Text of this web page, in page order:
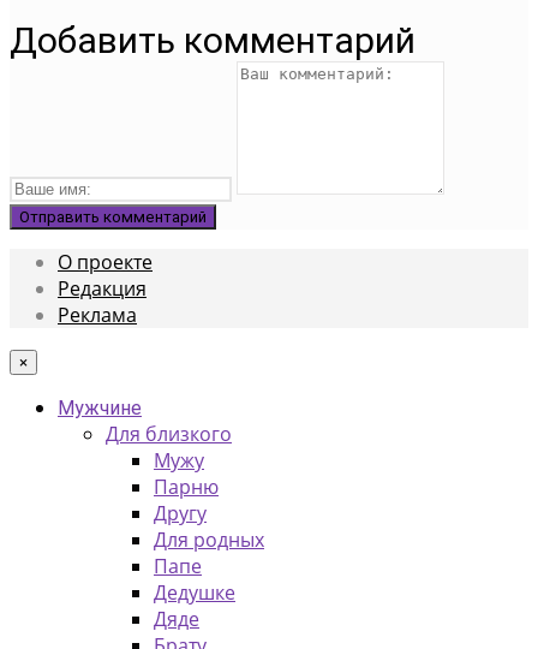
Добавить комментарий
О проекте
Редакция
Реклама
×
Мужчине
Для близкого
Мужу
Парню
Другу
Для родных
Папе
Дедушке
Дяде